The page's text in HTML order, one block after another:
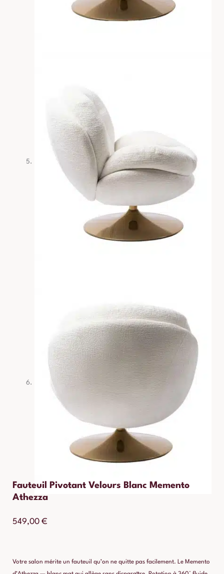
Fauteuil Pivotant Velours Blanc Memento
Athezza
549,00 €
Votre salon mérite un fauteuil qu’on ne quitte pas facilement. Le Memento